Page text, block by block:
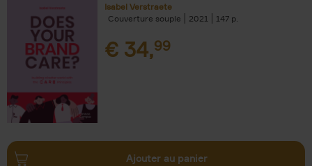
Isabel Verstraete
Couverture souple
2021 147
€ 34,99
Ajouter au panier